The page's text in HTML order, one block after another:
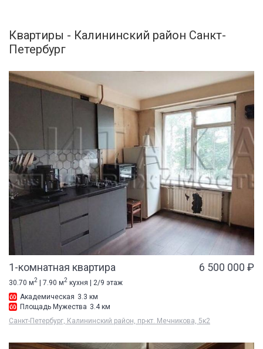
Квартиры - Калининский район Санкт-
Петербург
1-комнатная квартира 6 500 000 ₽
30.70 м2 | 7.90 м2 кухня | 2/9 этаж
Академическая 3.3 км
Площадь Мужества 3.4 км
Санкт-Петербург, Калининский район, пр-кт. Мечникова, 5к2